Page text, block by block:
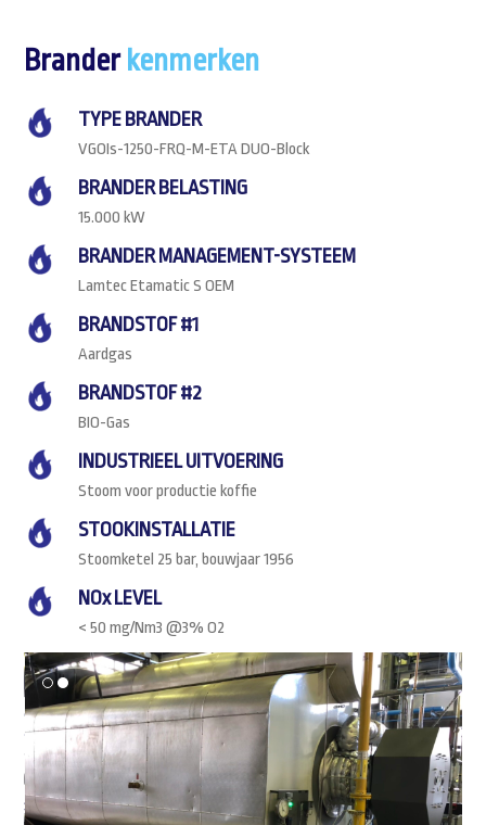
Brander kenmerken
TYPE BRANDER
VGOIs-1250-FRQ-M-ETA DUO-Block
BRANDER BELASTING
15.000 kW
BRANDER MANAGEMENT-SYSTEEM
Lamtec Etamatic S OEM
BRANDSTOF #1
Aardgas
BRANDSTOF #2
BIO-Gas
INDUSTRIEEL UITVOERING
Stoom voor productie koffie
STOOKINSTALLATIE
Stoomketel 25 bar, bouwjaar 1956
NOx LEVEL
< 50 mg/Nm3 @3% O2